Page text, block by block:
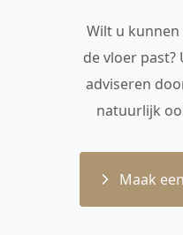
Wilt u
de vloer
adviseren
natuurlijk
Maak